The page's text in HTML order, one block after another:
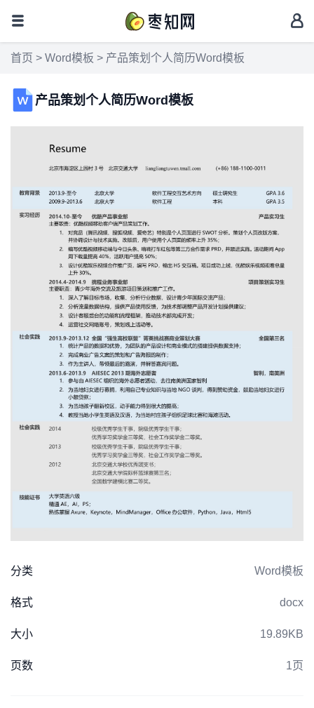
首页 > Word模板 > 产品策划个人简历Word模板
产品策划个人简历Word模板
分类 Word模板
格式 docx
大小 19.89KB
页数 1页